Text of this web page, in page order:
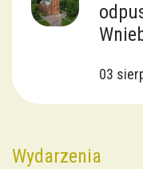
03
Wydarzenia